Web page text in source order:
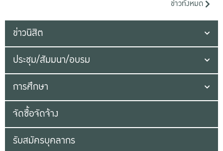
ข่าวทั้งหมด
ข่าวนิสิต
ประชุม/สัมมนา/อบรม
การศึกษา
จัดซื้อจัดจ้าง
รับสมัครบุคลากร